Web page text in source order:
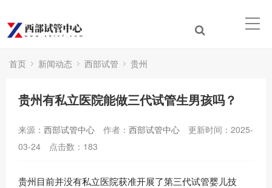
首页 新闻动态 西部试管 贵州
贵州有私立医院能做三代试管生男孩吗？
来源： 西部试管中心 作者： 西部试管中心
更新时间：2025-
03-24
点击数： 183
贵州目前并没有私立医院获准开展了第三代试管婴儿技